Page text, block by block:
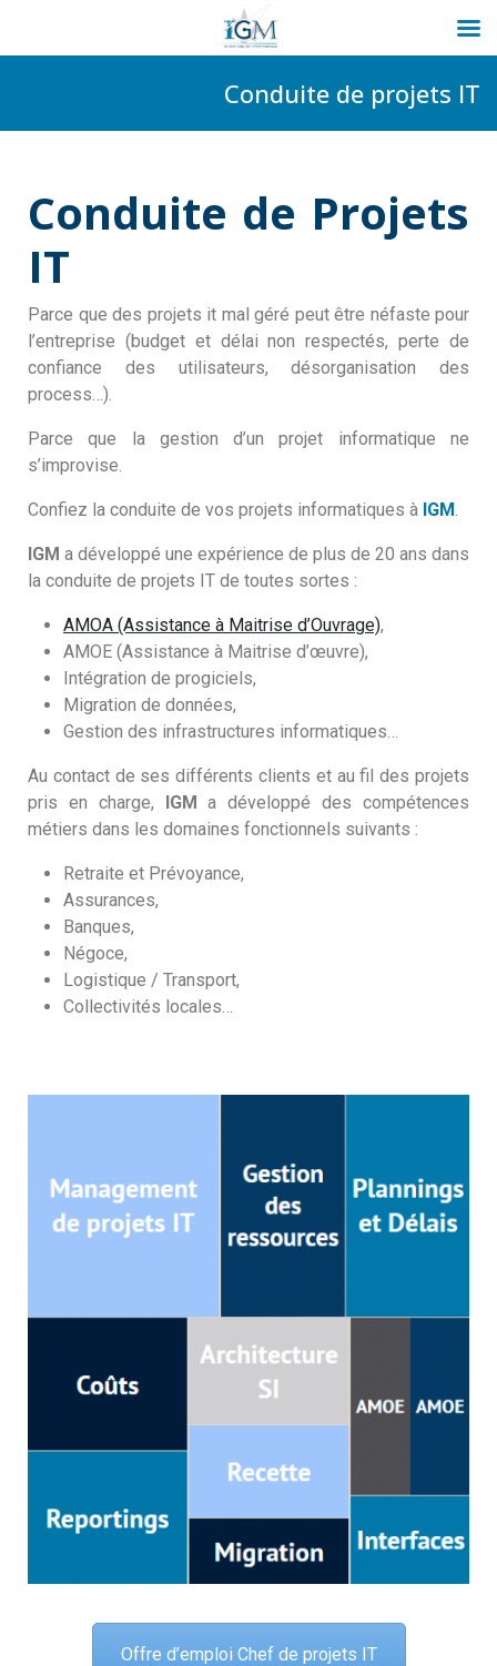
Conduite de projets IT
Conduite de Projets
IT
Parce que des projets it mal géré peut être néfaste pour
l’entreprise (budget et délai non respectés, perte de
confiance des utilisateurs, désorganisation des
process…).
Parce que la gestion d’un projet informatique ne
s’improvise.
Confiez la conduite de vos projets informatiques à IGM.
IGM a développé une expérience de plus de 20 ans dans
la conduite de projets IT de toutes sortes :
AMOA (Assistance à Maitrise d’Ouvrage),
AMOE (Assistance à Maitrise d’œuvre),
Intégration de progiciels,
Migration de données,
Gestion des infrastructures informatiques…
Au contact de ses différents clients et au fil des projets
pris en charge, IGM a développé des compétences
métiers dans les domaines fonctionnels suivants :
Retraite et Prévoyance,
Assurances,
Banques,
Négoce,
Logistique / Transport,
Collectivités locales…
Offre d’emploi Chef de projets IT